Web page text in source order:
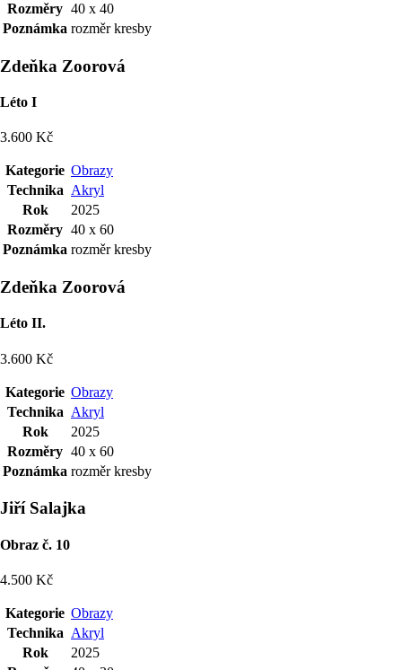
Rozměry 40 x 40
Poznámka rozměr kresby
Zdeňka Zoorová
Léto I
3.600 Kč
Kategorie Obrazy
Technika Akryl
Rok
2025
Rozměry 40 x 60
Poznámka rozměr kresby
Zdeňka Zoorová
Léto II.
3.600 Kč
Kategorie Obrazy
Technika Akryl
Rok
2025
Rozměry 40 x 60
Poznámka rozměr kresby
Jiří Salajka
Obraz č. 10
4.500 Kč
Kategorie Obrazy
Technika Akryl
Rok
2025